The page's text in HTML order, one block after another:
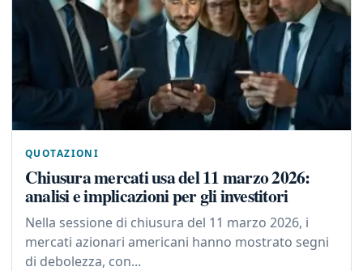
QUOTAZIONI
Chiusura mercati usa del 11 marzo 2026:
analisi e implicazioni per gli investitori
Nella sessione di chiusura del 11 marzo 2026, i
mercati azionari americani hanno mostrato segni
di debolezza, con...